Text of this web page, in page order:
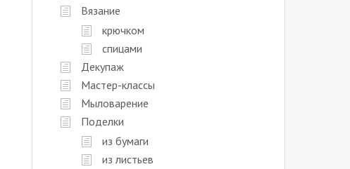
Вязание
крючком
спицами
Декупаж
Мастер-классы
Мыловарение
Поделки
из бумаги
из листьев